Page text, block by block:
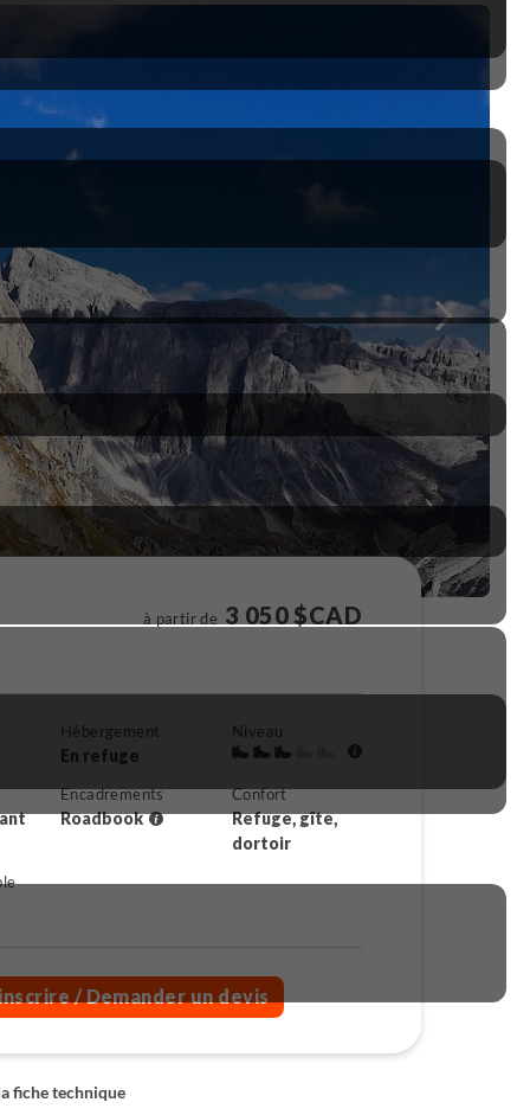
à partir de 3 050 $CAD
Hébergement
En refuge
Niveau
Encadrements
Roadbook
Confort
Refuge, gîte,
dortoir
/ Demander un devis
fiche technique